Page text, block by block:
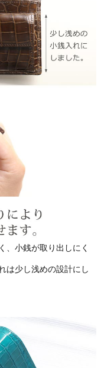
、小銭が取り出しにく
は少し浅めの設計にし